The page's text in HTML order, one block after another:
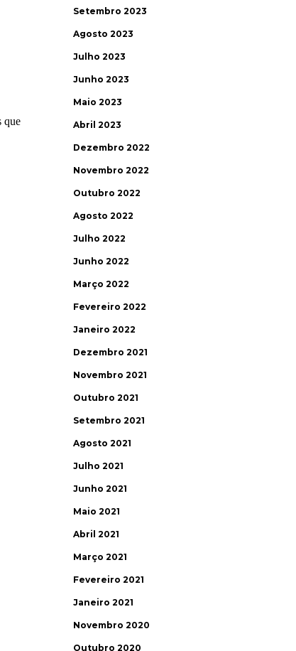
Setembro 2023
Agosto 2023
Julho 2023
Junho 2023
Maio 2023
Abril 2023
Dezembro 2022
Novembro 2022
Outubro 2022
Agosto 2022
Julho 2022
Junho 2022
Março 2022
Fevereiro 2022
Janeiro 2022
Dezembro 2021
Novembro 2021
Outubro 2021
Setembro 2021
Agosto 2021
Julho 2021
Junho 2021
Maio 2021
Abril 2021
Março 2021
Fevereiro 2021
Janeiro 2021
Novembro 2020
Outubro 2020